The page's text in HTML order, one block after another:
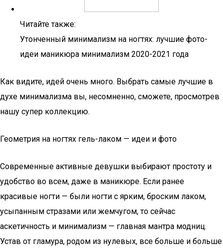
Читайте также:
Утонченный минимализм на ногтях: лучшие фото-
идеи маникюра минимализм 2020-2021 года
Как видите, идей очень много. Выбрать самые лучшие в
духе минимализма вы, несомненно, сможете, просмотрев
нашу супер коллекцию.
Геометрия на ногтях гель-лаком — идеи и фото
Современные активные девушки выбирают простоту и
удобство во всем, даже в маникюре. Если ранее
красивые ногти — были ногти с ярким, броским лаком,
усыпанным стразами или жемчугом, то сейчас
аскетичность и минимализм — главная мантра модниц.
Устав от гламура, родом из нулевых, все больше и больше